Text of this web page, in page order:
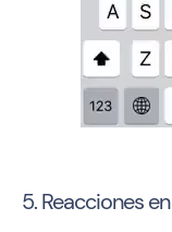
5. Reacciones en